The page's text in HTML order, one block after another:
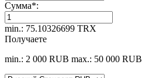
Сумма*:
min.: 75.10326699 TRX
Получаете
min.: 2 000 RUB max.: 50 000 RUB